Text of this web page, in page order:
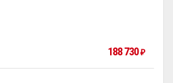
188 730 ₽